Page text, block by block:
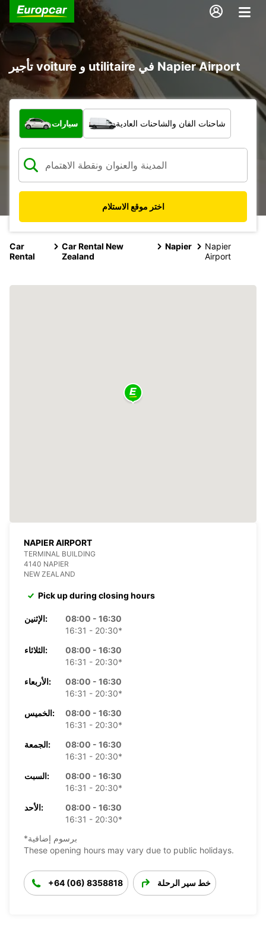
تأجير voiture و utilitaire في Napier Airport
ما نوع المركبة؟
سيارات شاحنات الفان والشاحنات العادية
اختر موقع الاستلام
Car
Rental
Car Rental New
Zealand
Napier
Napier
Airport
NAPIER AIRPORT
TERMINAL BUILDING
4140 NAPIER
NEW ZEALAND
Pick up during closing hours
الإثنين:
08:00 - 16:30
16:31 - 20:30*
الثلاثاء:
08:00 - 16:30
16:31 - 20:30*
الأربعاء:
08:00 - 16:30
16:31 - 20:30*
الخميس:
08:00 - 16:30
16:31 - 20:30*
الجمعة:
08:00 - 16:30
16:31 - 20:30*
السبت:
08:00 - 16:30
16:31 - 20:30*
الأحد:
08:00 - 16:30
16:31 - 20:30*
*برسوم إضافية
These opening hours may vary due to public holidays.
+64 (06) 8358818 خط سير الرحلة